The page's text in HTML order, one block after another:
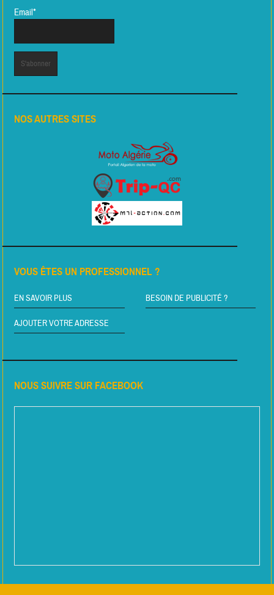
Email*
NOS AUTRES SITES
VOUS ÊTES UN PROFESSIONNEL ?
EN SAVOIR PLUS BESOIN DE PUBLICITÉ ?
AJOUTER VOTRE ADRESSE
NOUS SUIVRE SUR FACEBOOK